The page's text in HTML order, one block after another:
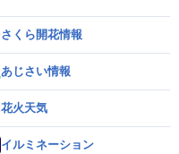
さくら開花情報
あじさい情報
花火天気
イルミネーション